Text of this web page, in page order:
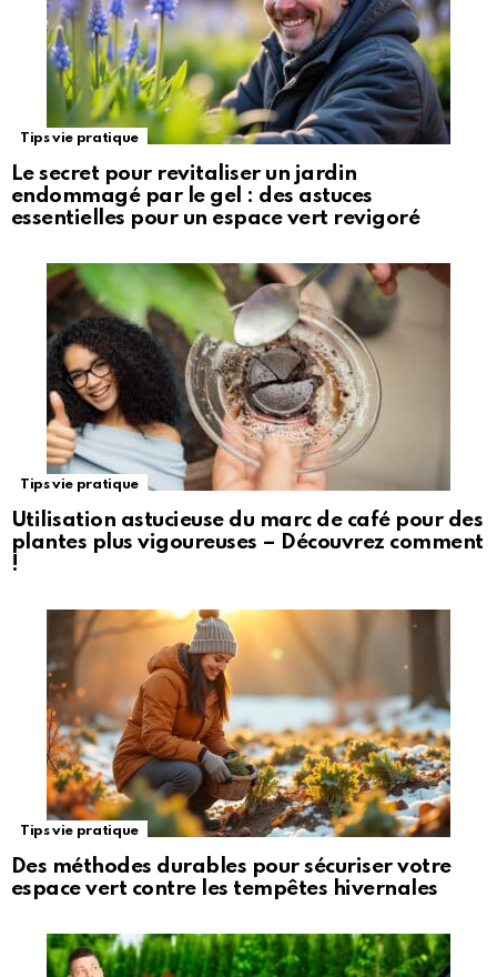
Tips vie pratique
Le secret pour revitaliser un jardin
endommagé par le gel : des astuces
essentielles pour un espace vert revigoré
Tips vie pratique
Utilisation astucieuse du marc de café pour des
plantes plus vigoureuses – Découvrez comment
!
Tips vie pratique
Des méthodes durables pour sécuriser votre
espace vert contre les tempêtes hivernales